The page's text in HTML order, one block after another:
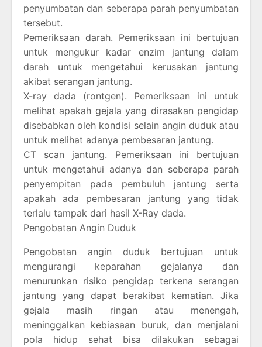
penyumbatan dan seberapa parah penyumbatan
tersebut.
Pemeriksaan darah. Pemeriksaan ini bertujuan
untuk mengukur kadar enzim jantung dalam
darah untuk mengetahui kerusakan jantung
akibat serangan jantung.
X-ray dada (rontgen). Pemeriksaan ini untuk
melihat apakah gejala yang dirasakan pengidap
disebabkan oleh kondisi selain angin duduk atau
untuk melihat adanya pembesaran jantung.
CT scan jantung. Pemeriksaan ini bertujuan
untuk mengetahui adanya dan seberapa parah
penyempitan pada pembuluh jantung serta
apakah ada pembesaran jantung yang tidak
terlalu tampak dari hasil X-Ray dada.
Pengobatan Angin Duduk
Pengobatan angin duduk bertujuan untuk
mengurangi keparahan gejalanya dan
menurunkan risiko pengidap terkena serangan
jantung yang dapat berakibat kematian. Jika
gejala masih ringan atau menengah,
meninggalkan kebiasaan buruk, dan menjalani
pola hidup sehat bisa dilakukan sebagai